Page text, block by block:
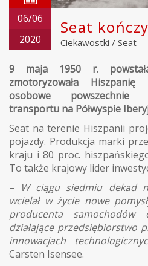
06/06
2020
Seat
Ciekawostki / Seat
9 maja 1950 r.
zmotoryzowała
osobowe powszechnie
transportu na Półwyspie
Seat na terenie Hiszpanii
pojazdy. Produkcja marki
kraju i 80 proc.
To także krajowy lider
– W ciągu siedmiu dekad
wcielał w życie nowe
producenta samochodów
działające przedsiębiorstwo
innowacjach
Carsten Isensee.